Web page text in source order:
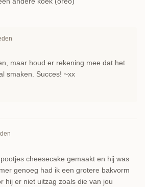
maar houd er rekening mee dat het
smaken. Succes! ~xx
cheesecake gemaakt en hij was
genoeg had ik een grotere bakvorm
hij er niet uitzag zoals die van jou